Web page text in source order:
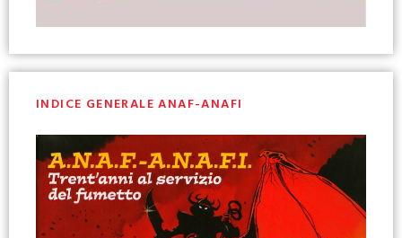
INDICE GENERALE ANAF-ANAFI